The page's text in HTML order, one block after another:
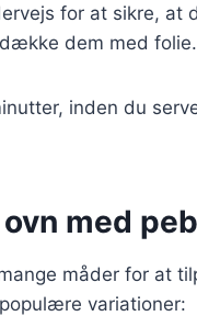
for at sikre, at
dem med folie.
inden du
med
måder for at
variationer: